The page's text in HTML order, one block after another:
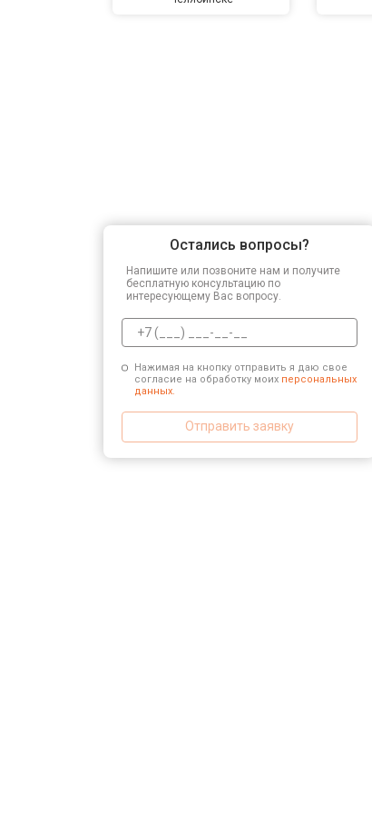
Остались вопросы?
Напишите или позвоните нам и получите
бесплатную консультацию по
интересующему Вас вопросу.
Нажимая на кнопку отправить я даю свое
согласие на обработку моих персональных
данных.
Отправить заявку